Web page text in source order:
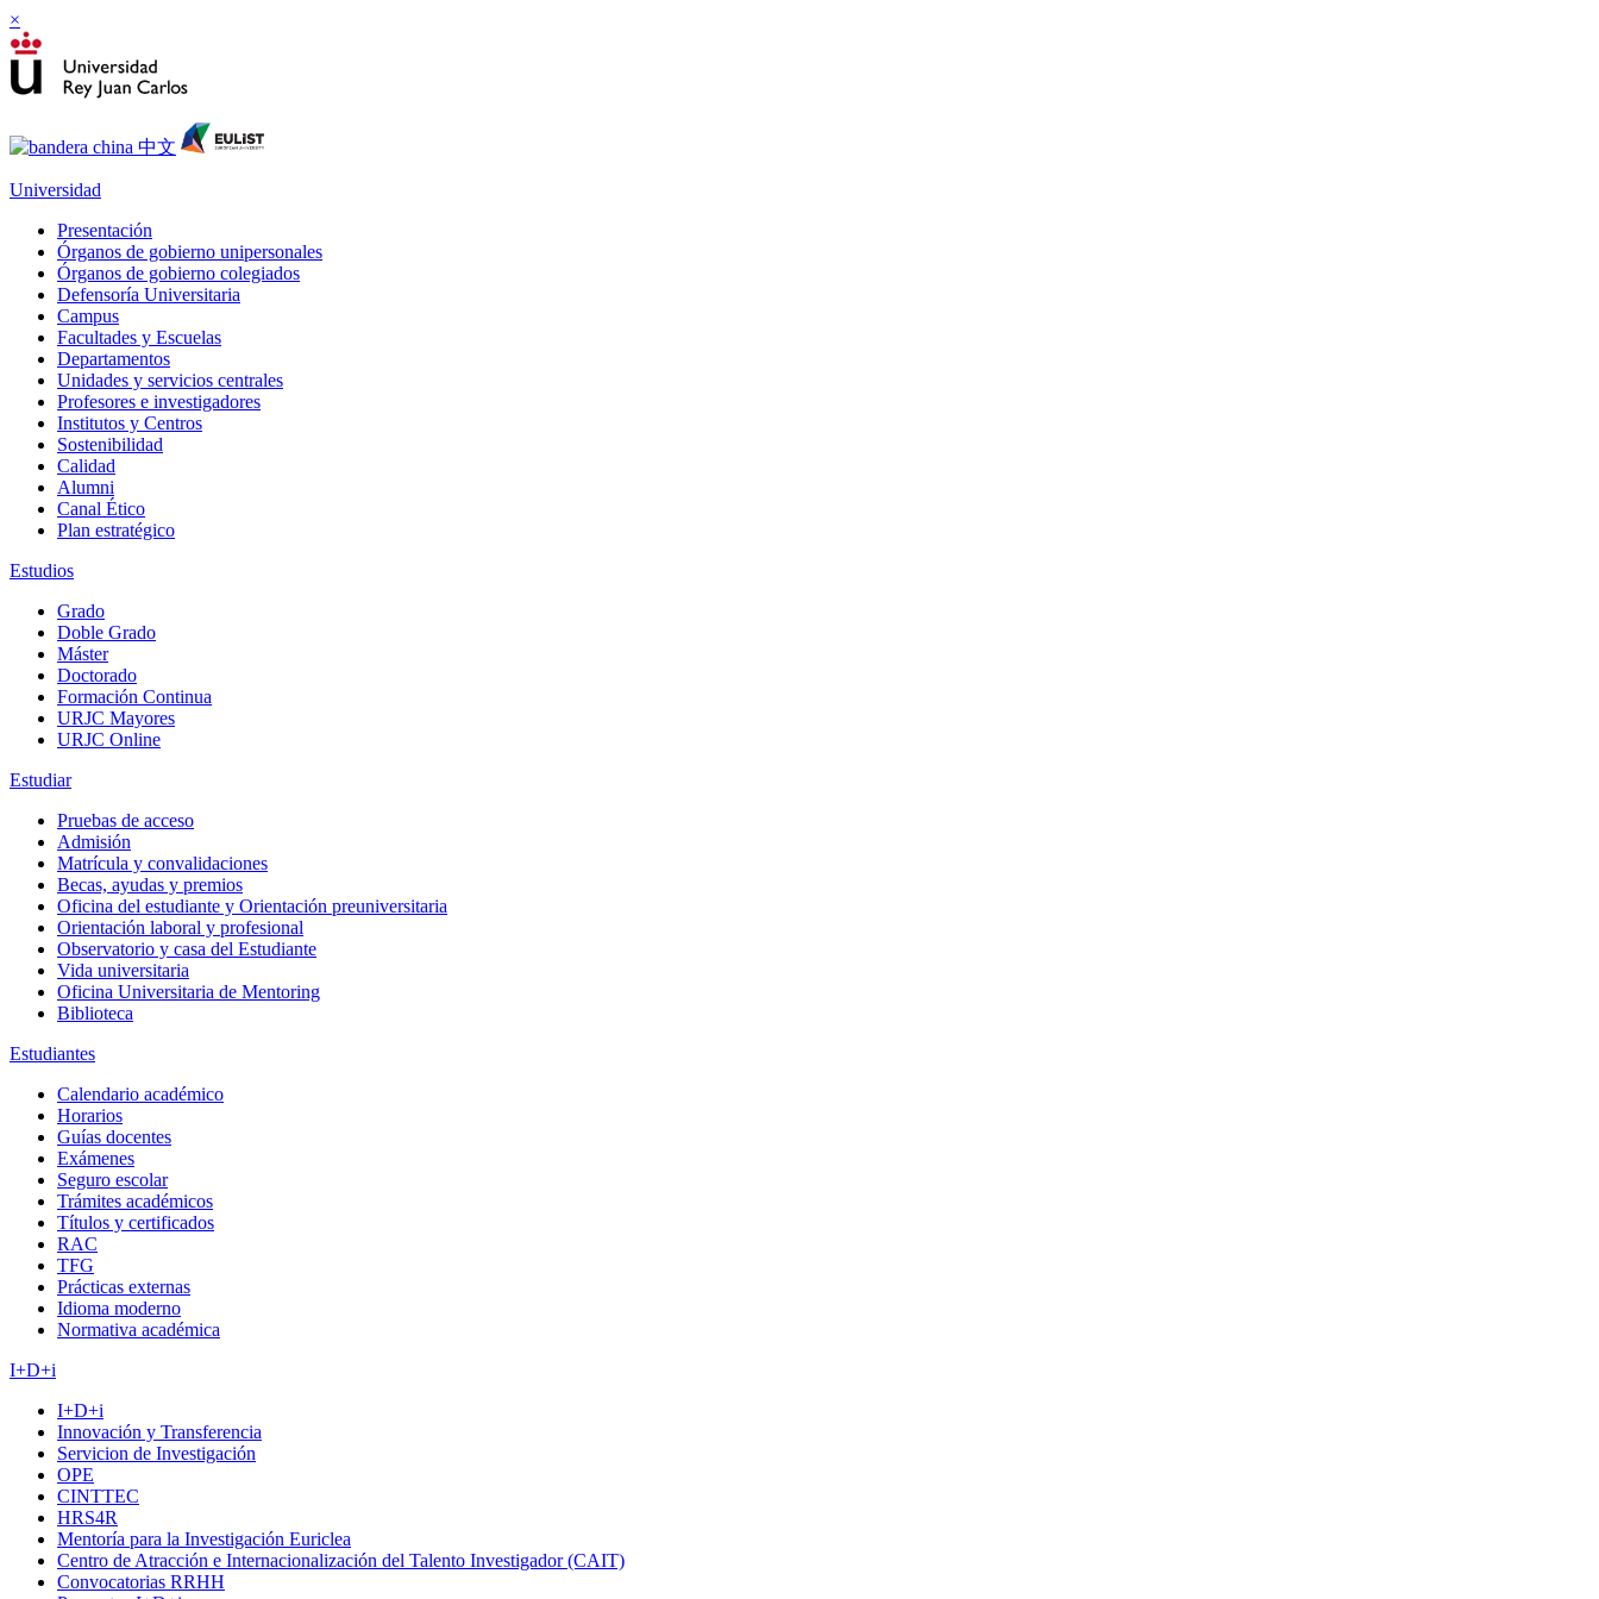
×
Universidad
Presentación
Órganos de gobierno unipersonales
Órganos de gobierno colegiados
Defensoría Universitaria
Campus
Facultades y Escuelas
Departamentos
Unidades y servicios centrales
Profesores e investigadores
Institutos y Centros
Sostenibilidad
Calidad
Alumni
Canal Ético
Plan estratégico
Estudios
Grado
Doble Grado
Máster
Doctorado
Formación Continua
URJC Mayores
URJC Online
Estudiar
Pruebas de acceso
Admisión
Matrícula y convalidaciones
Becas, ayudas y premios
Oficina del estudiante y Orientación preuniversitaria
Orientación laboral y profesional
Observatorio y casa del Estudiante
Vida universitaria
Oficina Universitaria de Mentoring
Biblioteca
Estudiantes
Calendario académico
Horarios
Guías docentes
Exámenes
Seguro escolar
Trámites académicos
Títulos y certificados
RAC
TFG
Prácticas externas
Idioma moderno
Normativa académica
I+D+i
I+D+i
Innovación y Transferencia
Servicion de Investigación
OPE
CINTTEC
HRS4R
Mentoría para la Investigación Euriclea
Centro de Atracción e Internacionalización del Talento Investigador (CAIT)
Convocatorias RRHH